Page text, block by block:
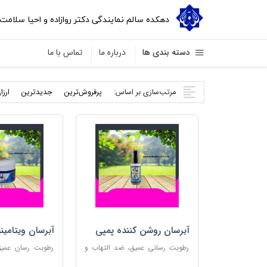
دهکده سالم نمایندگی دکتر روازاده و احیا
دسته بندی ها درباره ما تماس با ما
مرتب‌سازی بر اساس: پرفروش‌ترین جدید‌ترین
آبرسان روشن کننده پمپی
رطوبت رسانی عمیق، ضد التهاب و
آبرسان
رطوبت رسان